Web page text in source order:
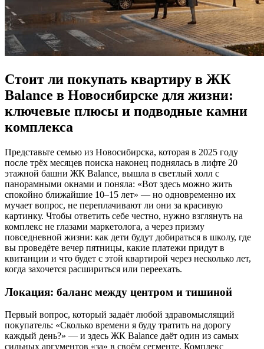
Стоит ли покупать квартиру в ЖК
Balance в Новосибирске для жизни:
ключевые плюсы и подводные камни
комплекса
Представьте семью из Новосибирска, которая в 2025 году
после трёх месяцев поиска наконец поднялась в лифте 20
этажной башни ЖК Balance, вышла в светлый холл с
панорамными окнами и поняла: «Вот здесь можно жить
спокойно ближайшие 10–15 лет» — но одновременно их
мучает вопрос, не переплачивают ли они за красивую
картинку. Чтобы ответить себе честно, нужно взглянуть на
комплекс не глазами маркетолога, а через призму
повседневной жизни: как дети будут добираться в школу, где
вы проведёте вечер пятницы, какие платежи придут в
квитанции и что будет с этой квартирой через несколько лет,
когда захочется расшириться или переехать.
Локация: баланс между центром и тишиной
Первый вопрос, который задаёт любой здравомыслящий
покупатель: «Сколько времени я буду тратить на дорогу
каждый день?» — и здесь ЖК Balance даёт один из самых
сильных аргументов «за» в своём сегменте. Комплекс